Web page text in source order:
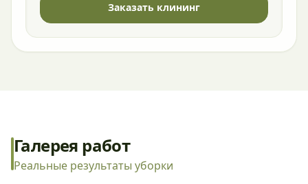
Заказать клининг
Галерея работ
Реальные результаты уборки